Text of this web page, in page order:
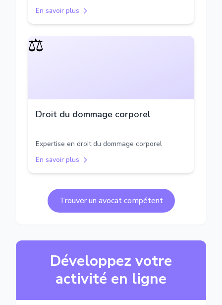
En savoir plus
⚖️
Droit du dommage corporel
Expertise en droit du dommage corporel
En savoir plus
Trouver un avocat compétent
Développez votre
activité en ligne